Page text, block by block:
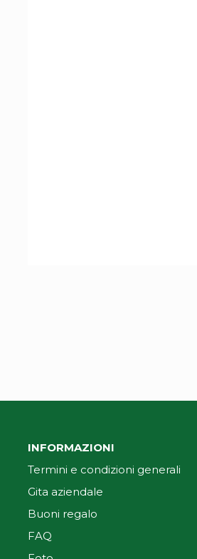
INFORMAZIONI
Termini e condizioni generali
Gita aziendale
Buoni regalo
FAQ